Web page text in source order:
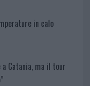
in calo
Catania, ma il tour